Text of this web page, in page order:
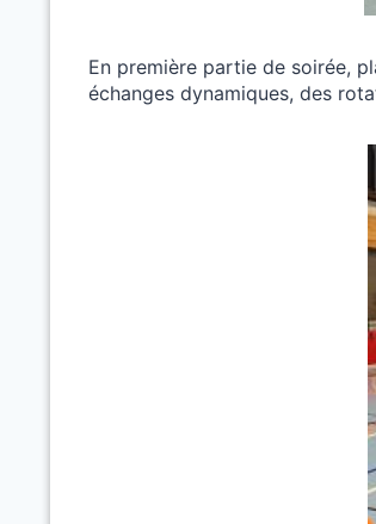
En première partie de soirée,
échanges dynamiques, des